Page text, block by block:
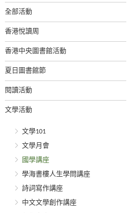
全部活動
香港悅讀周
香港中央圖書館活動
夏日圖書館節
閱讀活動
文學活動
文學101
文學月會
國學講座
學海書樓人生學問講座
詩詞寫作講座
中文文學創作講座